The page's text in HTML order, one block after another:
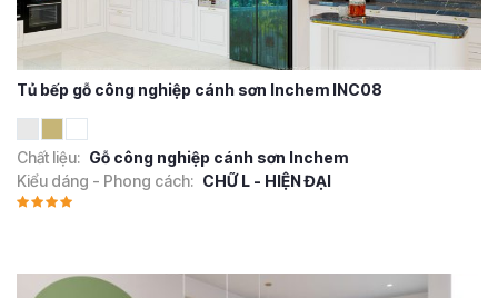
Tủ bếp gỗ công nghiệp cánh sơn Inchem INC08
Chất liệu: Gỗ công nghiệp cánh sơn Inchem
Kiểu dáng - Phong cách: CHỮ L - HIỆN ĐẠI